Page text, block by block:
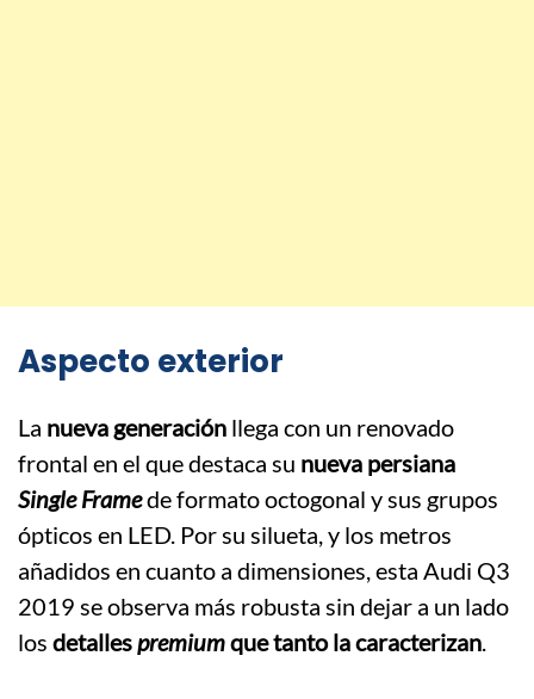
Aspecto exterior
La nueva generación llega con un renovado
frontal en el que destaca su nueva persiana
Single Framede formato octogonal y sus grupos
ópticos en LED. Por su silueta, y los metros
añadidos en cuanto a dimensiones, esta Audi Q3
2019 se observa más robusta sin dejar a un lado
los detallespremiumque tanto la caracterizan.